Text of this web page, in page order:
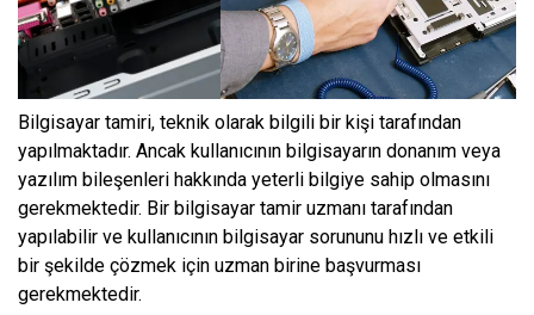
Bilgisayar tamiri, teknik olarak bilgili bir kişi tarafından
yapılmaktadır. Ancak kullanıcının bilgisayarın donanım veya
yazılım bileşenleri hakkında yeterli bilgiye sahip olmasını
gerekmektedir. Bir bilgisayar tamir uzmanı tarafından
yapılabilir ve kullanıcının bilgisayar sorununu hızlı ve etkili
bir şekilde çözmek için uzman birine başvurması
gerekmektedir.